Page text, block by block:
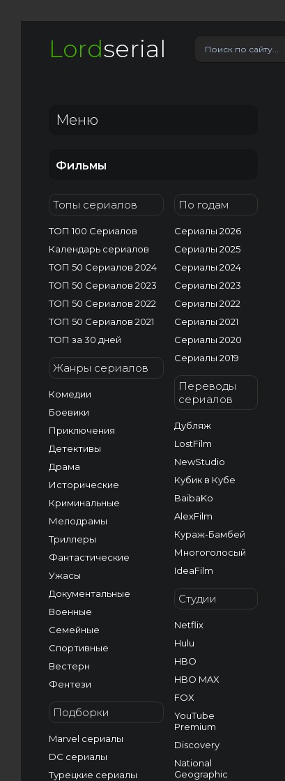
Lordserial
Меню
Фильмы
Топы сериалов
ТОП 100 Сериалов
Календарь сериалов
ТОП 50 Сериалов 2024
ТОП 50 Сериалов 2023
ТОП 50 Сериалов 2022
ТОП 50 Сериалов 2021
ТОП за 30 дней
Жанры сериалов
Комедии
Боевики
Приключения
Детективы
Драма
Исторические
Криминальные
Мелодрамы
Триллеры
Фантастические
Ужасы
Документальные
Военные
Семейные
Спортивные
Вестерн
Фентези
Подборки
Marvel сериалы
DC сериалы
Турецкие сериалы
По годам
Сериалы 2026
Сериалы 2025
Сериалы 2024
Сериалы 2023
Сериалы 2022
Сериалы 2021
Сериалы 2020
Сериалы 2019
Переводы
сериалов
Дубляж
LostFilm
NewStudio
Кубик в Кубе
BaibaKo
AlexFilm
Кураж-Бамбей
Многоголосый
IdeaFilm
Студии
Netflix
Hulu
HBO
HBO MAX
FOX
YouTube
Premium
Discovery
National
Geographic